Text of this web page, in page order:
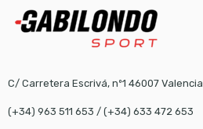
C/ Carretera Escrivá, nº1 46007 Valencia
(+34) 963 511 653 / (+34) 633 472 653